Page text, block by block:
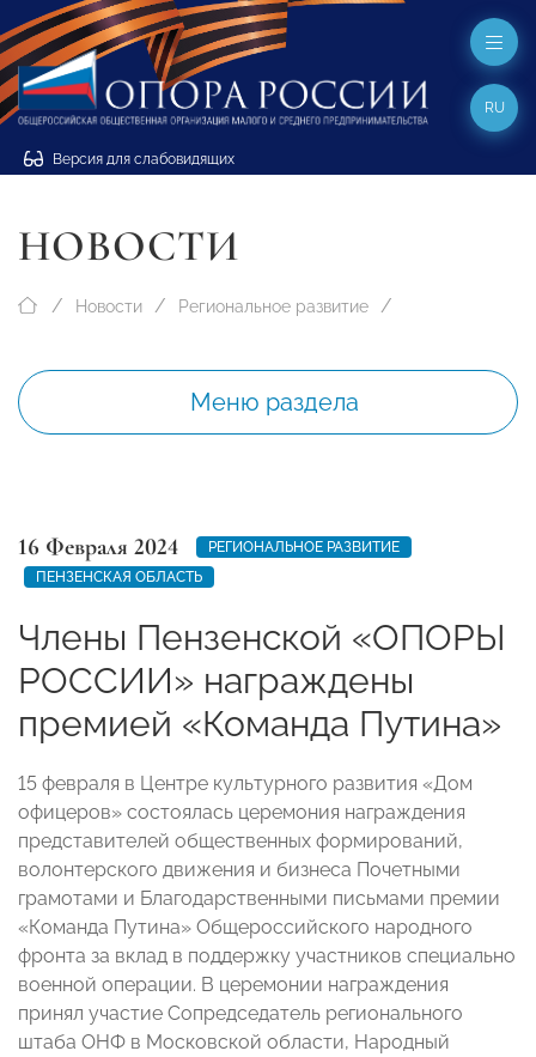
Версия для слабовидящих
RU
НОВОСТИ
Новости Региональное развитие
Меню раздела
16 Февраля 2024
РЕГИОНАЛЬНОЕ РАЗВИТИЕ
ПЕНЗЕНСКАЯ ОБЛАСТЬ
Члены Пензенской «ОПОРЫ
РОССИИ» награждены
премией «Команда Путина»
15 февраля в Центре культурного развития «Дом
офицеров» состоялась церемония награждения
представителей общественных формирований,
волонтерского движения и бизнеса Почетными
грамотами и Благодарственными письмами премии
«Команда Путина» Общероссийского народного
фронта за вклад в поддержку участников специально
военной операции. В церемонии награждения
принял участие Сопредседатель регионального
штаба ОНФ в Московской области, Народный